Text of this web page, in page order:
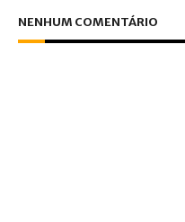
NENHUM COMENTÁRIO